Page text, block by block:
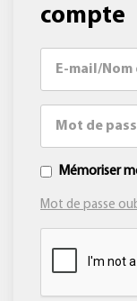
compte
Mémoriser
Mot de passe